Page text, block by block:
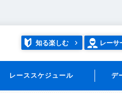
知る楽しむ レーサ
レーススケジュール デ